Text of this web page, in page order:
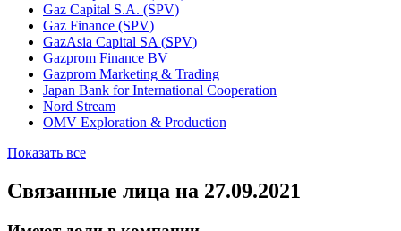
Gaz Capital S.A. (SPV)
Gaz Finance (SPV)
GazAsia Capital SA (SPV)
Gazprom Finance BV
Gazprom Marketing & Trading
Japan Bank for International Cooperation
Nord Stream
OMV Exploration & Production
Показать все
Связанные лица на 27.09.2021